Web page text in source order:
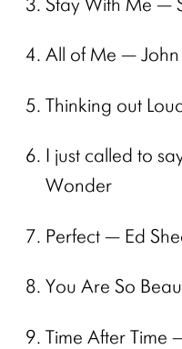
Stay With Me —
All of Me — John
Thinking out
I just called to
Wonder
Perfect — Ed
You Are So
Time After Time